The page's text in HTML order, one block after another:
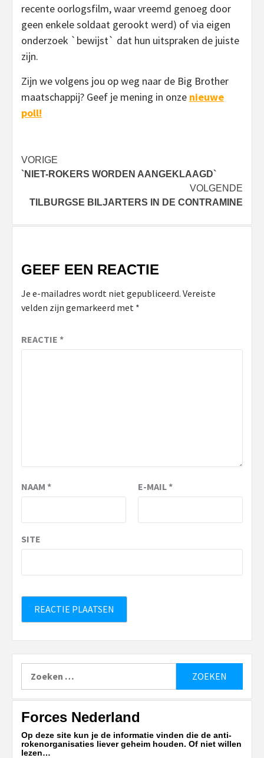
recente oorlogsfilm, waar vreemd genoeg door
geen enkele soldaat gerookt werd) of via eigen
onderzoek `bewijst` dat hun uitspraken de juiste
zijn.
Zijn we volgens jou op weg naar de Big Brother
maatschappij? Geef je mening in onze nieuwe
poll!
Bericht
navigatie
VORIGE
`NIET-ROKERS WORDEN AANGEKLAAGD`
VOLGENDE
TILBURGSE BILJARTERS IN DE CONTRAMINE
GEEF EEN REACTIE
Je e-mailadres wordt niet gepubliceerd. Vereiste
velden zijn gemarkeerd met *
REACTIE *
NAAM * E-MAIL*
SITE
naar:
Forces Nederland
Op deze site kun je de informatie vinden die de anti-
rokenorganisaties liever geheim houden. Of niet willen
lezen…